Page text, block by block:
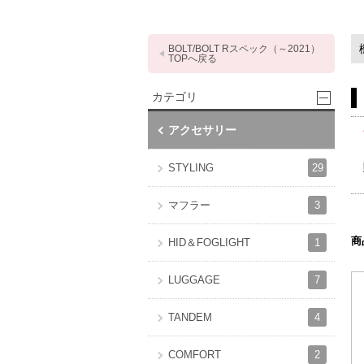
商
BOLT/BOLT Rスペック（～2021）
TOPへ戻る
カテゴリ
アクセサリー
STYLING 29
マフラー 3
HID＆FOGLIGHT 1
LUGGAGE 7
TANDEM 4
COMFORT 2